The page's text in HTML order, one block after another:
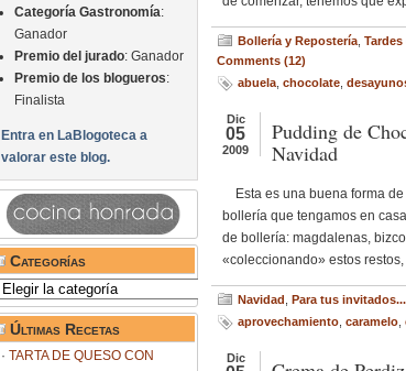
Categoría Gastronomía:
Ganador
Premio del jurado: Ganador
Premio de los blogueros:
Finalista
Entra en LaBlogoteca a
valorar este blog.
Categorías
Categorías
Últimas Recetas
TARTA DE QUESO CON
Bollería y Repostería Tardes
Comments (12)
abuela chocolate
Dic
05
2009
Pudding de
Navidad
Esta es una buena forma
bollería que tengamos en
de bollería: magdalenas,
«coleccionando» estos
Navidad Para tus invitados...
aprovechamiento caramelo
Dic